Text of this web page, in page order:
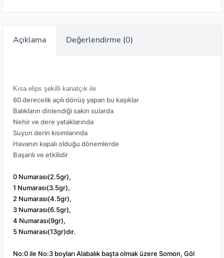
Açıklama Değerlendirme (0)
Kısa elips şekilli kanatçık ile
60 derecelik açılı dönüş yapan bu kaşıklar
Balıkların dinlendiği sakin sularda
Nehir ve dere yataklarında
Suyun derin kısımlarında
Havanın kapalı olduğu dönemlerde
Başarılı ve etkilidir
0 Numarası(2.5gr),
1 Numarası(3.5gr),
2 Numarası(4.5gr),
3 Numarası(6.5gr),
4 Numarası(9gr),
5 Numarası(13gr)dır.
No:0 ile No:3 boyları Alabalık başta olmak üzere Somon, Göl